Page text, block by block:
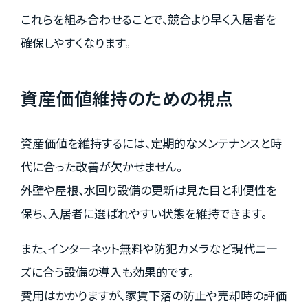
これらを組み合わせることで、競合より早く入居者を
確保しやすくなります。
資産価値維持のための視点
資産価値を維持するには、定期的なメンテナンスと時
代に合った改善が欠かせません。
外壁や屋根、水回り設備の更新は見た目と利便性を
保ち、入居者に選ばれやすい状態を維持できます。
また、インターネット無料や防犯カメラなど現代ニー
ズに合う設備の導入も効果的です。
費用はかかりますが、家賃下落の防止や売却時の評価